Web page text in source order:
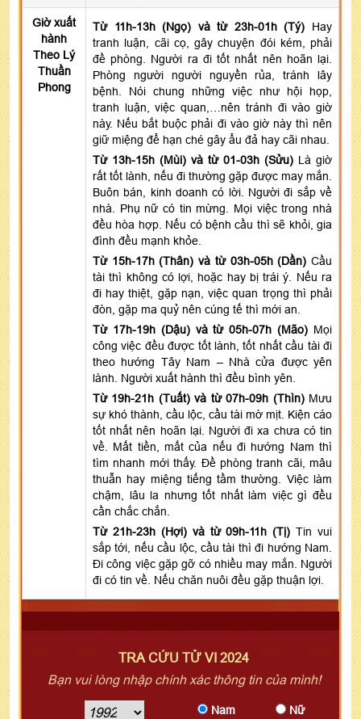
Giờ xuất
hành
Theo Lý
Thuần
Phong
Từ 11h-13h (Ngọ) và từ 23h-01h (Tý)
Hay
tranh luận, cãi cọ, gây chuyện đói kém, phải
đề phòng. Người ra đi tốt nhất nên hoãn lại.
Phòng người người nguyền rủa, tránh lây
bệnh. Nói chung những việc như hội họp,
tranh luận, việc quan,…nên tránh đi vào giờ
này. Nếu bắt buộc phải đi vào giờ này thì nên
giữ miệng để hạn ché gây ẩu đả hay cãi nhau.
Từ 13h-15h (Mùi) và từ 01-03h (Sửu) Là giờ
rất tốt lành, nếu đi thường gặp được may mắn.
Buôn bán, kinh doanh có lời. Người đi sắp về
nhà. Phụ nữ có tin mừng. Mọi việc trong nhà
đều hòa hợp. Nếu có bệnh cầu thì sẽ khỏi, gia
đình đều mạnh khỏe.
Từ 15h-17h (Thân) và từ 03h-05h (Dần) Cầu
tài thì không có lợi, hoặc hay bị trái ý. Nếu ra
đi hay thiệt, gặp nạn, việc quan trọng thì phải
đòn, gặp ma quỷ nên cúng tế thì mới an.
Từ 17h-19h (Dậu) và từ 05h-07h (Mão) Mọi
công việc đều được tốt lành, tốt nhất cầu tài đi
theo hướng Tây Nam – Nhà cửa được yên
lành. Người xuất hành thì đều bình yên.
Từ 19h-21h (Tuất) và từ 07h-09h (Thìn) Mưu
sự khó thành, cầu lộc, cầu tài mờ mịt. Kiện cáo
tốt nhất nên hoãn lại. Người đi xa chưa có tin
về. Mất tiền, mất của nếu đi hướng Nam thì
tìm nhanh mới thấy. Đề phòng tranh cãi, mâu
thuẫn hay miệng tiếng tầm thường. Việc làm
chậm, lâu la nhưng tốt nhất làm việc gì đều
cần chắc chắn.
Từ 21h-23h (Hợi) và từ 09h-11h (Tị) Tin vui
sắp tới, nếu cầu lộc, cầu tài thì đi hướng Nam.
Đi công việc gặp gỡ có nhiều may mắn. Người
đi có tin về. Nếu chăn nuôi đều gặp thuận lợi.
TRA CỨU TỬ VI 2024
Bạn vui lòng nhập chính xác thông tin của mình!
Nam Nữ